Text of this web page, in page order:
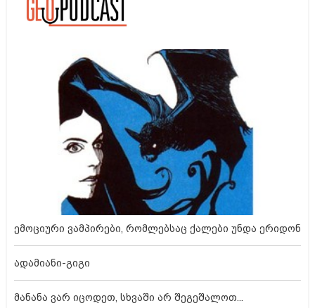
ემოციური ვამპირები, რომლებსაც ქალები უნდა ერიდონ
ადამიანი-გიგი
მანანა ვარ იცოდეთ, სხვაში არ შეგეშალოთ...